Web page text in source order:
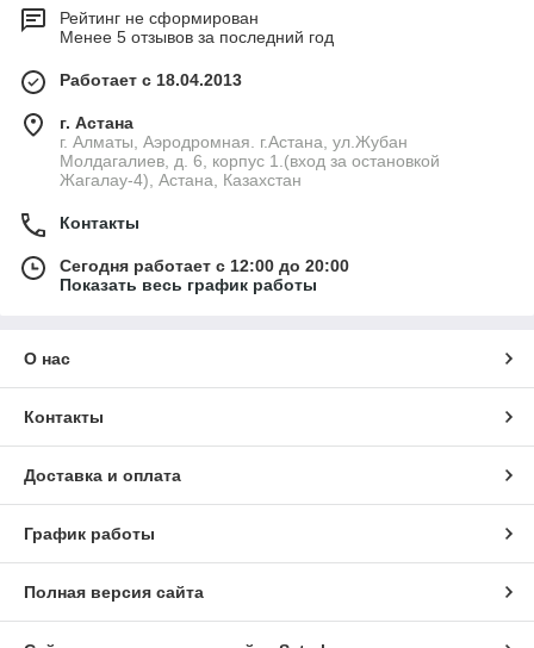
Рейтинг не сформирован
Менее 5 отзывов за последний год
Работает с 18.04.2013
г. Астана
г. Алматы, Аэродромная. г.Астана, ул.Жубан
Молдагалиев, д. 6, корпус 1.(вход за остановкой
Жагалау-4), Астана, Казахстан
Контакты
Сегодня работает с 12:00 до 20:00
Показать весь график работы
О нас
Контакты
Доставка и оплата
График работы
Полная версия сайта